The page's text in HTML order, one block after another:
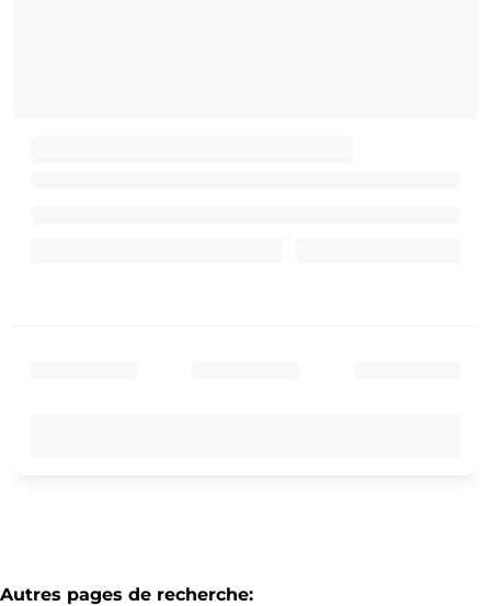
Autres pages de recherche: